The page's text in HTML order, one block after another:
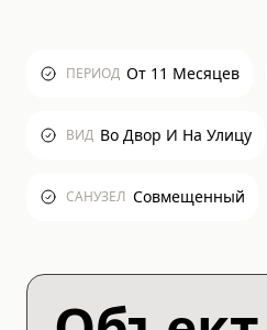
ПЕРИОД От 11 Месяцев
ВИД Во Двор И На Улицу
САНУЗЕЛ Совмещенный